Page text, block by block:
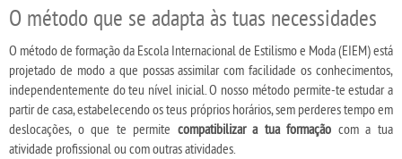
O método que se adapta às tuas necessidades
O método de formação da Escola Internacional de Estilismo e Moda (EIEM) está
projetado de modo a que possas assimilar com facilidade os conhecimentos,
independentemente do teu nível inicial. O nosso método permite-te estudar a
partir de casa, estabelecendo os teus próprios horários, sem perderes tempo em
deslocações, o que te permite compatibilizar a tua formação com a tua
atividade profissional ou com outras atividades.